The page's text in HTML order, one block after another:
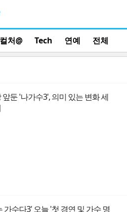
컬처@ Tech 연예 전체
앞둔 '나가수3', 의미 있는 변화 세
가수다3' 오늘 '첫 경연 및 가수 명